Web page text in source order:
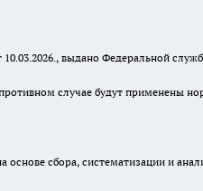
выдано Федеральной
случае будут применены
сбора, систематизации и